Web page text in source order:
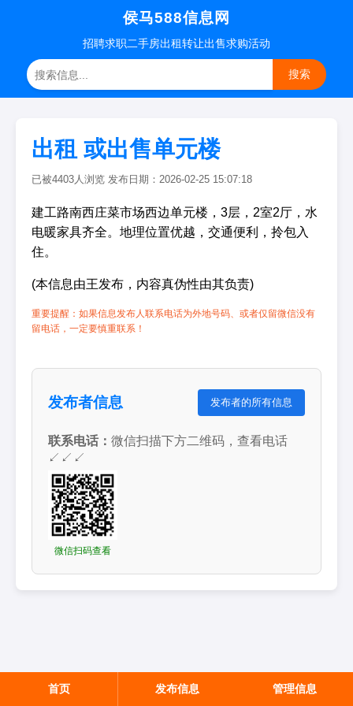
侯马588信息网
招聘求职二手房出租转让出售求购活动
搜索
出租 或出售单元楼
已被4403人浏览 发布日期：2026-02-25 15:07:18
建工路南西庄菜市场西边单元楼，3层，2室2厅，水
电暖家具齐全。地理位置优越，交通便利，拎包入
住。
(本信息由王发布，内容真伪性由其负责)
重要提醒：如果信息发布人联系电话为外地号码、或者仅留微信没有
留电话，一定要慎重联系！
发布者信息 发布者的所有信息
联系电话： 微信扫描下方二维码，查看电话
↙↙↙
微信扫码查看
首页 发布信息 管理信息